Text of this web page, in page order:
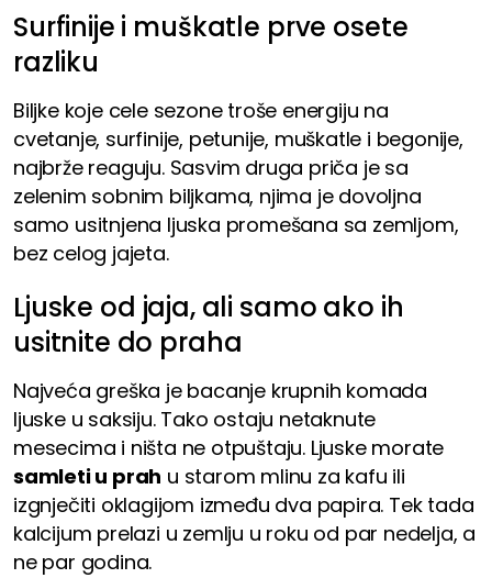
Surfinije i muškatle prve osete
razliku
Biljke koje cele sezone troše energiju na
cvetanje, surfinije, petunije, muškatle i begonije,
najbrže reaguju. Sasvim druga priča je sa
zelenim sobnim biljkama, njima je dovoljna
samo usitnjena ljuska promešana sa zemljom,
bez celog jajeta.
Ljuske od jaja, ali samo ako ih
usitnite do praha
Najveća greška je bacanje krupnih komada
ljuske u saksiju. Tako ostaju netaknute
mesecima i ništa ne otpuštaju. Ljuske morate
samleti u prah u starom mlinu za kafu ili
izgnječiti oklagijom između dva papira. Tek tada
kalcijum prelazi u zemlju u roku od par nedelja, a
ne par godina.